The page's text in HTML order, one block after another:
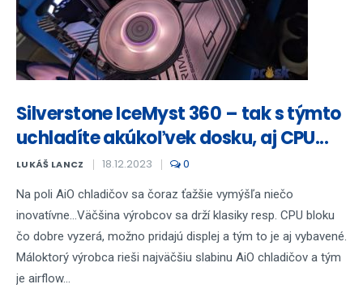
Silverstone IceMyst 360 – tak s týmto
uchladíte akúkoľvek dosku, aj CPU...
LUKÁŠ LANCZ 18.12.2023 0
Na poli AiO chladičov sa čoraz ťažšie vymýšľa niečo
inovatívne...Väčšina výrobcov sa drží klasiky resp. CPU bloku
čo dobre vyzerá, možno pridajú displej a tým to je aj vybavené.
Máloktorý výrobca rieši najväčšiu slabinu AiO chladičov a tým
je airflow...